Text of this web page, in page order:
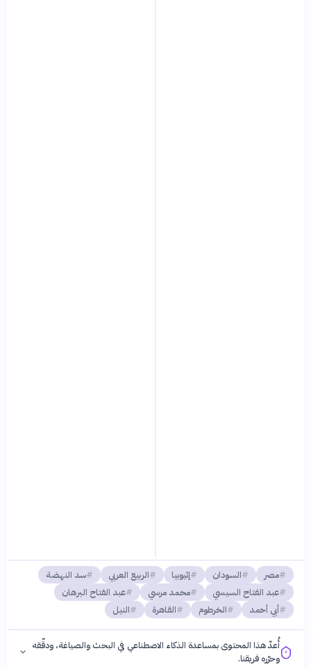
مصر السودان إثيوبيا الربيع العربي
سد النهضة
عبد الفتاح السيسي
محمد مرسي
عبد الفتاح البرهان
أبي أحمد
الخرطوم القاهرة النيل
أُعدّ هذا المحتوى بمساعدة الذكاء الاصطناعي في البحث والصياغة، ودقّقه
وحرّره فريقنا.